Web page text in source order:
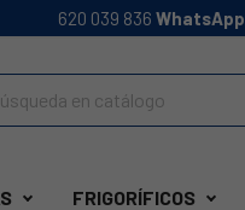
620 039 836 WhatsApp
FRIGORÍFICOS